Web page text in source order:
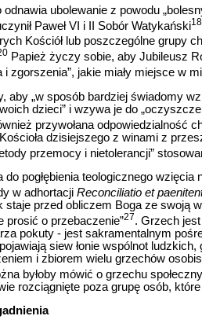
odnawia ubolewanie z powodu
Paweł VI i II Sobór Watykański18
Kościół lub poszczególne grupy
Papież życzy sobie, aby Jubileusz
zgorszenia”, jakie miały miejsce w
aby „w sposób bardziej świadomy
dzieci” i wzywa je do
przywołana odpowiedzialność
dzisiejszego z winami z
przemocy i nietolerancji”
do pogłębienia teologicznego
w adhortacji Reconciliatio et
staje przed obliczem Boga ze swoją
prosić o przebaczenie”27. Grzech
pokuty - jest sakramentalnym
siew łonie wspólnot
i zbiorem wielu grzechów
byłoby mówić o grzechu
rozciągnięte poza grupę osób,